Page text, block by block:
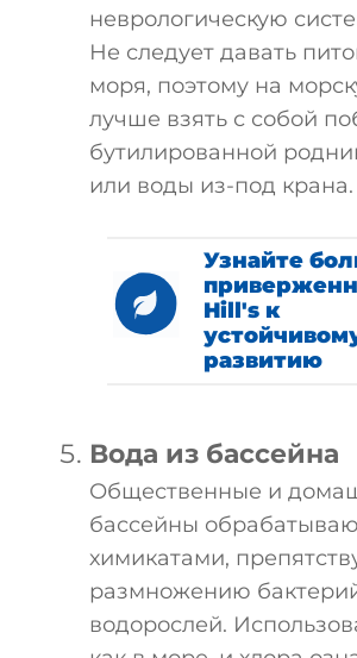
неврологическую
Не следует давать
моря, поэтому на
лучше взять с собой
бутилированной
или воды из-под крана.
Узнайте
Hill's к
развитию
Вода из бассейна
Общественные и
бассейны
химикатами,
размножению
водорослей.